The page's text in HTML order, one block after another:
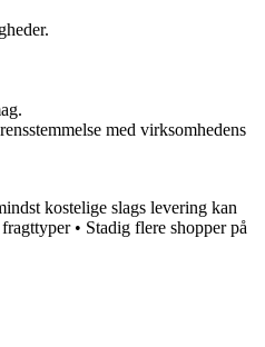
med virksomhedens
kostelige slags levering kan
• Stadig flere shopper på